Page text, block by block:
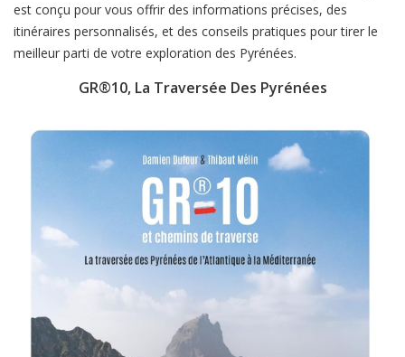
est conçu pour vous offrir des informations précises, des
itinéraires personnalisés, et des conseils pratiques pour tirer le
meilleur parti de votre exploration des Pyrénées.
GR®10, La Traversée Des Pyrénées